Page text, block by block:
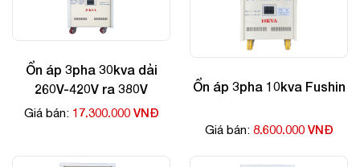
Ổn áp 3pha 30kva dải
260V-420V ra 380V
Giá bán: 17.300.000 VNĐ
Ổn áp 3pha 10kva Fushin
Giá bán: 8.600.000 VNĐ